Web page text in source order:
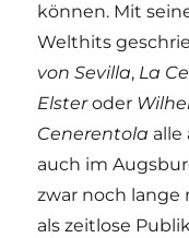
können. Mit
Welthits
von Sevilla, La
Elsteroder
Cenerentola alle
auch im
zwar noch
als zeitlose